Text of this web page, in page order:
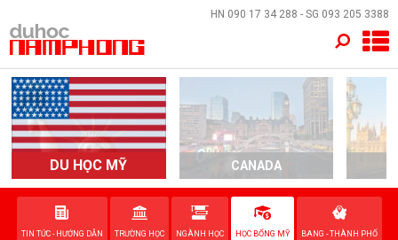
HN 090 17 34 288 - SG 093 205 3388
DU HỌC MỸ CANADA
TIN TỨC - HƯỚNG DẪN TRƯỜNG HỌC NGÀNH HỌC HỌC BỔNG MỸ BANG - THÀNH PHỐ
×
TRANG CHỦ
QUỐC GIA
EVENTS
DỊCH VỤ